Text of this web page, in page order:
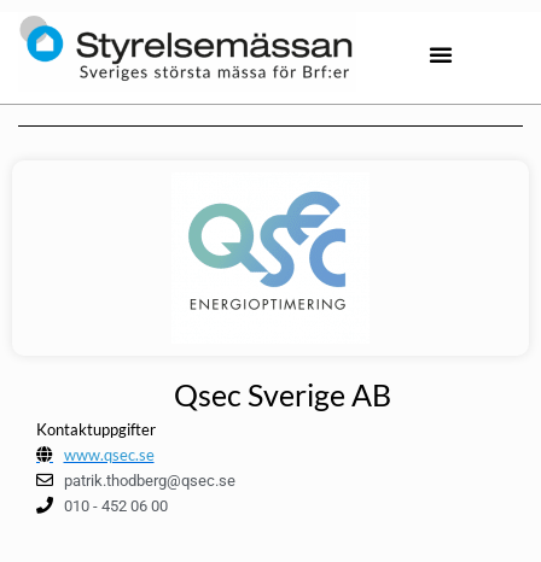
Qsec Sverige AB
Kontaktuppgifter
www.qsec.se
patrik.thodberg@qsec.se
010 - 452 06 00